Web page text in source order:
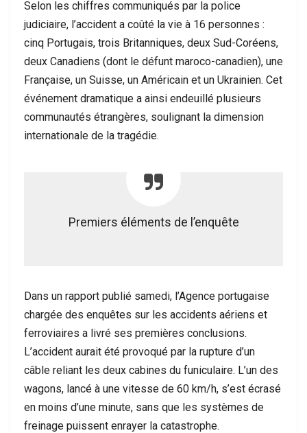
Selon les chiffres communiqués par la police
judiciaire, l’accident a coûté la vie à 16 personnes :
cinq Portugais, trois Britanniques, deux Sud-Coréens,
deux Canadiens (dont le défunt maroco-canadien), une
Française, un Suisse, un Américain et un Ukrainien. Cet
événement dramatique a ainsi endeuillé plusieurs
communautés étrangères, soulignant la dimension
internationale de la tragédie.
Premiers éléments de l’enquête
Dans un rapport publié samedi, l’Agence portugaise
chargée des enquêtes sur les accidents aériens et
ferroviaires a livré ses premières conclusions.
L’accident aurait été provoqué par la rupture d’un
câble reliant les deux cabines du funiculaire. L’un des
wagons, lancé à une vitesse de 60 km/h, s’est écrasé
en moins d’une minute, sans que les systèmes de
freinage puissent enrayer la catastrophe.